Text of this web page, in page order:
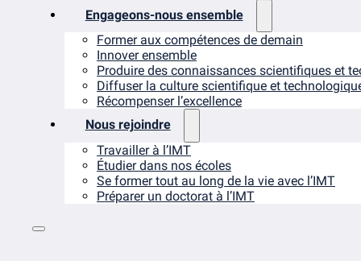
Engageons-nous ensemble
Former aux compétences de demain
Innover ensemble
Produire des connaissances scientifiques et
Diffuser la culture scientifique et
Récompenser l’excellence
Nous rejoindre
Travailler à l’IMT
Étudier dans nos écoles
Se former tout au long de la vie avec l’IMT
Préparer un doctorat à l’IMT